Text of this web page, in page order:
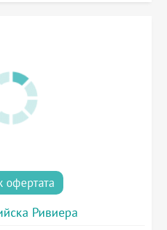
офертата
Ривиера